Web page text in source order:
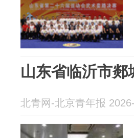
山东省临沂市
北青网-北京青年报